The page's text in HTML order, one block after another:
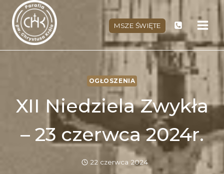
Przejdź
treści
MSZE ŚWIĘTE
OGŁOSZENIA
XII Niedziela Zwykła
– 23 czerwca 2024r.
22 czerwca 2024